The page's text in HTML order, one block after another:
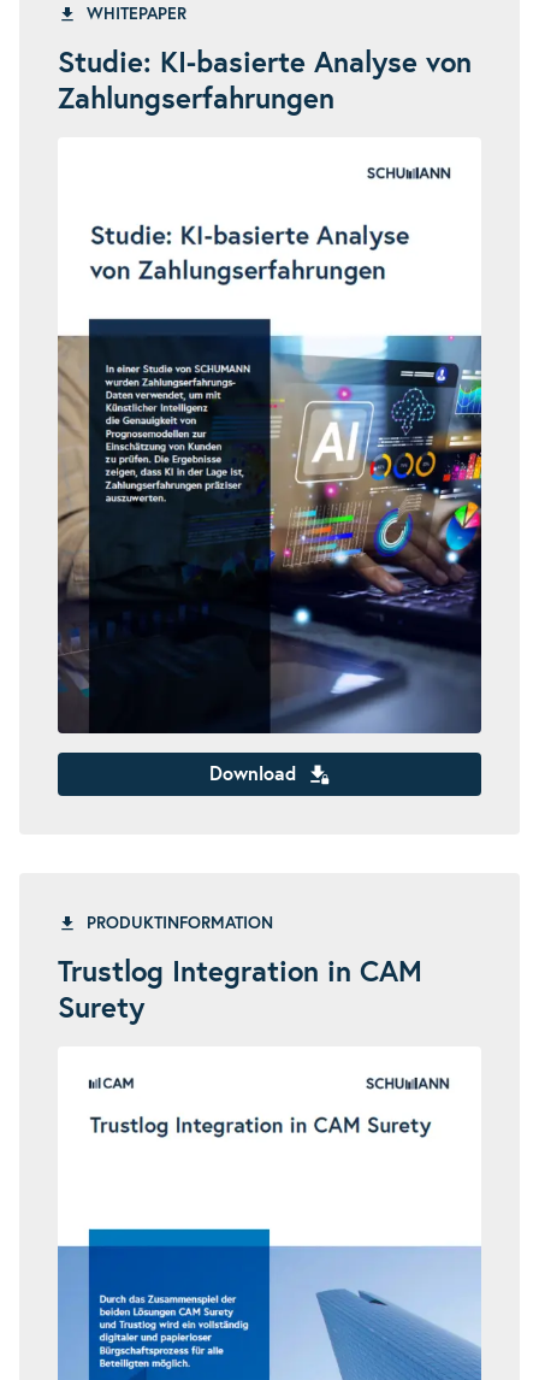
WHITEPAPER
Studie: KI-basierte Analyse von
Zahlungserfahrungen
Download
PRODUKTINFORMATION
Trustlog Integration in CAM
Surety